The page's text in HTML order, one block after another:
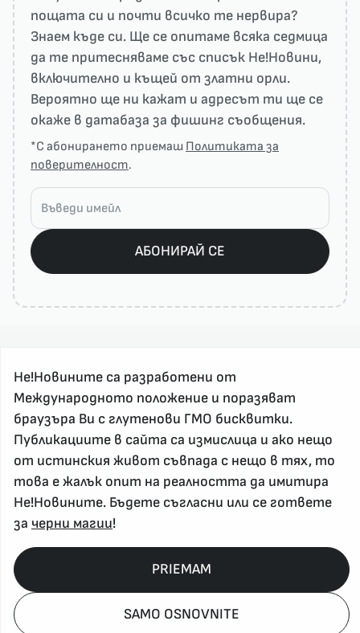
пощата си и почти всичко те нервира?
Знаем къде си. Ще се опитаме всяка седмица
да те притесняваме със списък He!Новини,
включително и къщей от златни орли.
Вероятно ще ни кажат и адресът ти ще се
окаже в датабаза за фишинг съобщения.
*С абонирането приемаш Политиката за
поверителност.
АБОНИРАЙ СЕ
За реклама и връзка с нас, пишете на
nenovinite@gmail.com
Контакт
За нас
Напиши Не!Новина
Абонирай се
Policy, Rights, etc 2026
Не!Новините са разработени от
Международното положение и поразяват
браузъра Ви с глутенови ГМО бисквитки.
Публикациите в сайта са измислица и ако нещо
от истинския живот съвпада с нещо в тях, то
това е жалък опит на реалността да имитира
Не!Новините. Бъдете съгласни или се гответе
за черни магии!
SAMO OSNOVNITE
PRIEMAM